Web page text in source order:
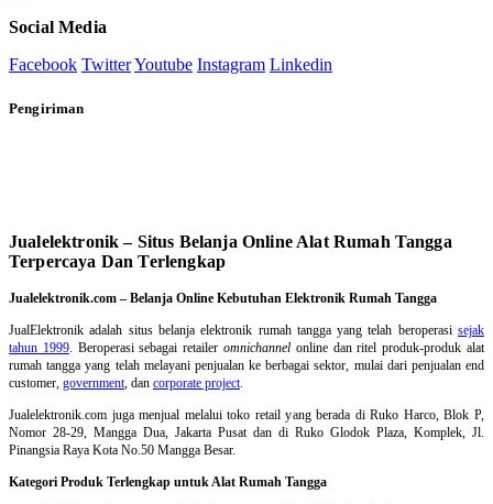
Social Media
Facebook TwitterYoutube Instagram Linkedin
Pengiriman
Jualelektronik – Situs Belanja Online Alat Rumah Tangga
Terpercaya Dan Terlengkap
Jualelektronik.com – Belanja Online Kebutuhan Elektronik Rumah Tangga
JualElektronik adalah situs belanja elektronik rumah tanggayang telah beroperasisejak
tahun 1999. Beroperasi sebagai retaileromnichannel online dan ritel produk-produk alat
rumah tangga yang telah melayani penjualan ke berbagai sektor, mulai dari penjualan end
customer, government , dan corporate project
Jualelektronik.com juga menjual melalui toko retail yang berada di Ruko Harco, Blok P,
Nomor 28-29, Mangga Dua, Jakarta Pusat dan di Ruko Glodok Plaza, Komplek, Jl.
Pinangsia Raya Kota No.50 Mangga Besar.
Kategori Produk Terlengkap untuk Alat Rumah Tangga